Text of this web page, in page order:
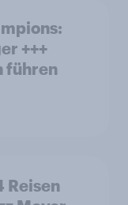
+++
führen
Reisen